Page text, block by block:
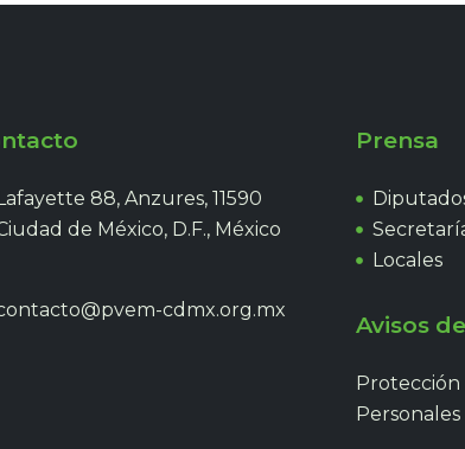
88, Anzures, 11590
de México, D.F., México
cdmx.org.mx
Prensa
Locales
Avisos
Protección
Personales